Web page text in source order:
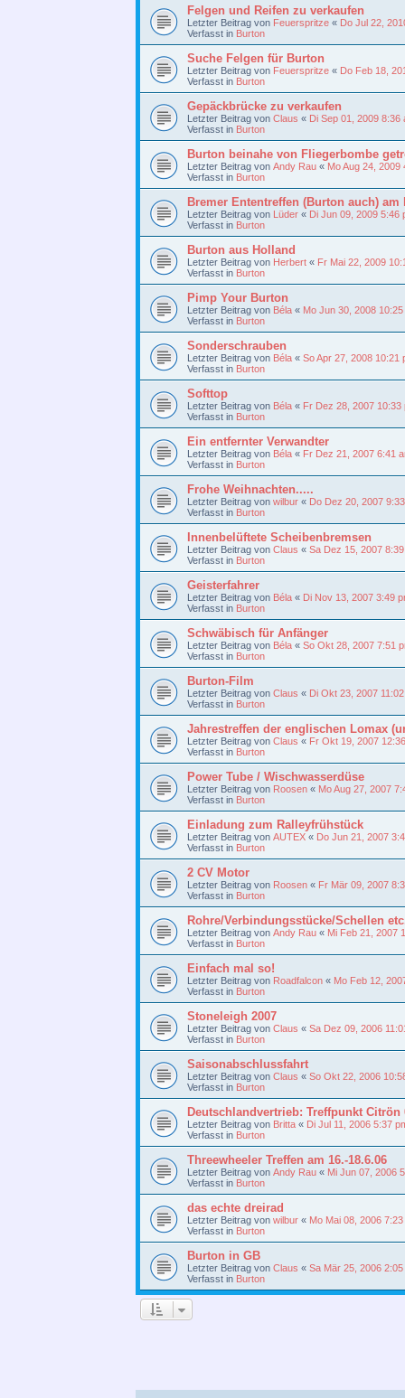
Felgen und Reifen zu verkaufen
Letzter Beitrag von Feuerspritze « Do Jul 22,
Verfasst in Burton
Suche Felgen für Burton
Letzter Beitrag von Feuerspritze « Do Feb 18,
Verfasst in Burton
Gepäckbrücke zu verkaufen
Letzter Beitrag von Claus « Di Sep 01, 2009 8:36
Verfasst in Burton
Burton beinahe von Fliegerbombe
Letzter Beitrag von Andy Rau « Mo Aug 24, 2009
Verfasst in Burton
Bremer Ententreffen (Burton auch)
Letzter Beitrag von Lüder « Di Jun 09, 2009 5:46
Verfasst in Burton
Burton aus Holland
Letzter Beitrag von Herbert « Fr Mai 22, 2009
Verfasst in Burton
Pimp Your Burton
Letzter Beitrag von Béla « Mo Jun 30, 2008 10:25
Verfasst in Burton
Sonderschrauben
Letzter Beitrag von Béla « So Apr 27, 2008 10:21
Verfasst in Burton
Softtop
Letzter Beitrag von Béla « Fr Dez 28, 2007 10:33
Verfasst in Burton
Ein entfernter Verwandter
Letzter Beitrag von Béla « Fr Dez 21, 2007 6:41
Verfasst in Burton
Frohe Weihnachten.....
Letzter Beitrag von wilbur « Do Dez 20, 2007
Verfasst in Burton
Innenbelüftete Scheibenbremsen
Letzter Beitrag von Claus « Sa Dez 15, 2007
Verfasst in Burton
Geisterfahrer
Letzter Beitrag von Béla « Di Nov 13, 2007 3:49
Verfasst in Burton
Schwäbisch für Anfänger
Letzter Beitrag von Béla « So Okt 28, 2007 7:51
Verfasst in Burton
Burton-Film
Letzter Beitrag von Claus « Di Okt 23, 2007
Verfasst in Burton
Jahrestreffen der englischen Lomax
Letzter Beitrag von Claus « Fr Okt 19, 2007
Verfasst in Burton
Power Tube / Wischwasserdüse
Letzter Beitrag von Roosen « Mo Aug 27, 2007
Verfasst in Burton
Einladung zum Ralleyfrühstück
Letzter Beitrag von AUTEX « Do Jun 21, 2007
Verfasst in Burton
2 CV Motor
Letzter Beitrag von Roosen « Fr Mär 09, 2007
Verfasst in Burton
Rohre/Verbindungsstücke/Schellen
Letzter Beitrag von Andy Rau « Mi Feb 21, 2007
Verfasst in Burton
Einfach mal so!
Letzter Beitrag von Roadfalcon « Mo Feb 12,
Verfasst in Burton
Stoneleigh 2007
Letzter Beitrag von Claus « Sa Dez 09, 2006
Verfasst in Burton
Saisonabschlussfahrt
Letzter Beitrag von Claus « So Okt 22, 2006
Verfasst in Burton
Deutschlandvertrieb: Treffpunkt Citrön
Letzter Beitrag von Britta « Di Jul 11, 2006 5:37
Verfasst in Burton
Threewheeler Treffen am 16.-18.6.06
Letzter Beitrag von Andy Rau « Mi Jun 07, 2006
Verfasst in Burton
das echte dreirad
Letzter Beitrag von wilbur « Mo Mai 08, 2006
Verfasst in Burton
Burton in GB
Letzter Beitrag von Claus « Sa Mär 25, 2006 2:05
Verfasst in Burton